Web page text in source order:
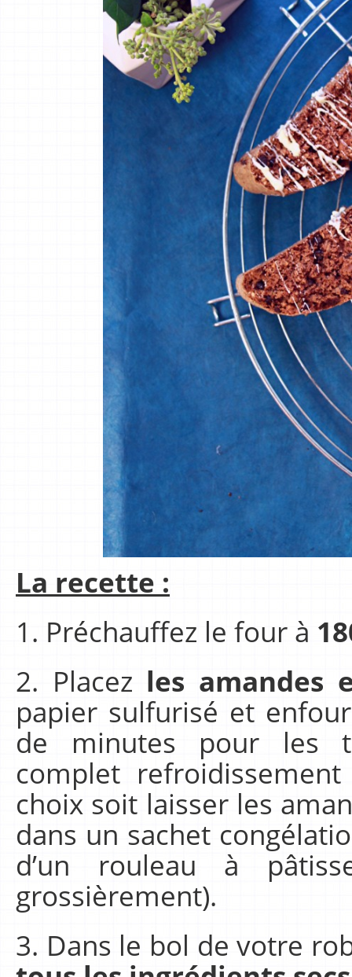
La recette :
1. Préchauffez le four à
2. Placez les amandes
papier sulfurisé et
de minutes pour les
complet
choix soit laisser les
dans un sachet
d’un rouleau à
grossièrement).
3. Dans le bol de votre